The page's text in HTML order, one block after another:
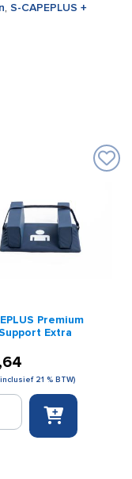
, S-CAPEPLUS +
Premium
Extra
inclusief 21 % BTW)